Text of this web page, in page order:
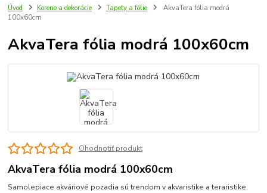
Úvod Korene a dekorácie Tapety a fólie
AkvaTera fólia modrá
100x60cm
AkvaTera fólia modrá 100x60cm
Ohodnotiť produkt
AkvaTera fólia modrá 100x60cm
Samolepiace akváriové pozadia sú trendom v akvaristike a teraristike.